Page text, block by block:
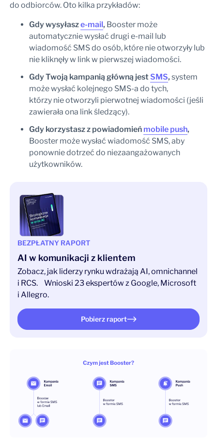
do odbiorców. Oto kilka przykładów:
Gdy wysyłasze-mail, Booster może
automatycznie wysłać drugi e-mail lub
wiadomość SMS do osób, które nie otworzyły lub
nie kliknęły w link w pierwszej wiadomości.
Gdy Twoją kampanią główną jest SMS, system
może wysłać kolejnego SMS-a do tych,
którzy nie otworzyli pierwotnej wiadomości (jeśli
zawierała ona link śledzący).
Gdy korzystasz z powiadomień mobile push,
Booster może wysłać wiadomość SMS, aby
ponownie dotrzeć do niezaangażowanych
użytkowników.
BEZPŁATNY RAPORT
AI w komunikacji z klientem
Zobacz, jak liderzy rynku wdrażają AI, omnichannel
i RCS. Wnioski 23 ekspertów z Google, Microsoft
i Allegro.
Pobierz raport